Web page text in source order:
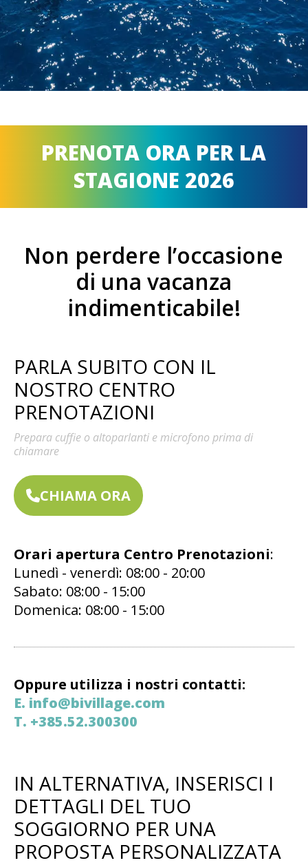
PRENOTA ORA PER LA
STAGIONE 2026
Non perdere l’occasione
di una vacanza
indimenticabile!
PARLA SUBITO CON IL
NOSTRO CENTRO
PRENOTAZIONI
Prepara cuffie o altoparlanti e microfono prima di
chiamare
CHIAMA ORA
Orari apertura Centro Prenotazioni:
Lunedì - venerdì: 08:00 - 20:00
Sabato: 08:00 - 15:00
Domenica: 08:00 - 15:00
Oppure utilizza i nostri contatti:
E. info@bivillage.com
T. +385.52.300300
IN ALTERNATIVA, INSERISCI I
DETTAGLI DEL TUO
SOGGIORNO PER UNA
PROPOSTA PERSONALIZZATA